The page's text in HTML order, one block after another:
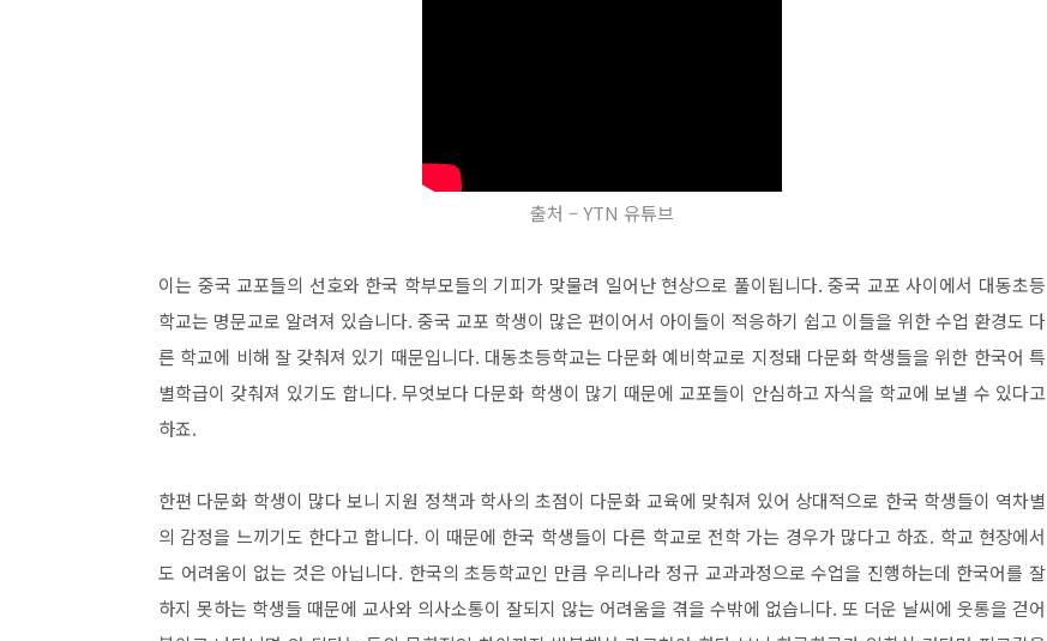
출처 – YTN 유튜브
이는 중국 교포들의 선호와 한국 학부모들의 기피가 맞물려 일어난 현상으로 풀이됩니다. 중국 교포 사이에서 대동초등
학교는 명문교로 알려져 있습니다. 중국 교포 학생이 많은 편이어서 아이들이 적응하기 쉽고 이들을 위한 수업 환경도 다
른 학교에 비해 잘 갖춰져 있기 때문입니다. 대동초등학교는 다문화 예비학교로 지정돼 다문화 학생들을 위한 한국어 특
별학급이 갖춰져 있기도 합니다. 무엇보다 다문화 학생이 많기 때문에 교포들이 안심하고 자식을 학교에 보낼 수 있다고
하죠.
한편 다문화 학생이 많다 보니 지원 정책과 학사의 초점이 다문화 교육에 맞춰져 있어 상대적으로 한국 학생들이 역차별
의 감정을 느끼기도 한다고 합니다. 이 때문에 한국 학생들이 다른 학교로 전학 가는 경우가 많다고 하죠. 학교 현장에서
도 어려움이 없는 것은 아닙니다. 한국의 초등학교인 만큼 우리나라 정규 교과과정으로 수업을 진행하는데 한국어를 잘
하지 못하는 학생들 때문에 교사와 의사소통이 잘되지 않는 어려움을 겪을 수밖에 없습니다. 또 더운 날씨에 웃통을 걷어